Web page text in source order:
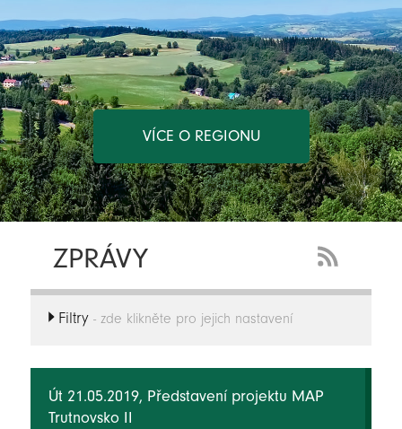
VÍCE O REGIONU
ZPRÁVY
Feed
Filtry- zde klikněte pro jejich nastavení
Út 21.05.2019, Představení projektu MAP
Trutnovsko II